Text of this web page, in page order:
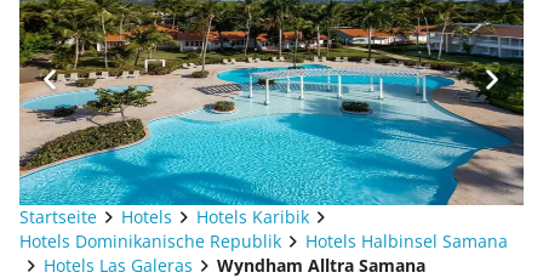
Startseite Hotels
Hotels Karibik
Hotels Dominikanische Republik
Hotels Halbinsel Samana
Hotels Las Galeras
Wyndham Alltra Samana